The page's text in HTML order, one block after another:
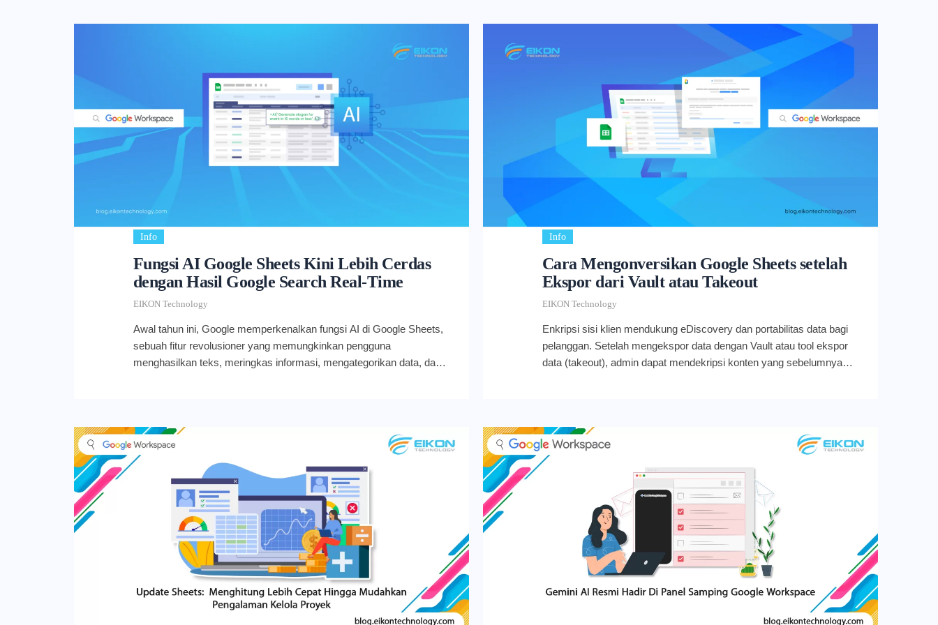
Info
Fungsi AI Google Sheets Kini Lebih Cerdas
dengan Hasil Google Search Real-Time
EIKON Technology
Awal tahun ini, Google memperkenalkan fungsi AI di Google Sheets,
sebuah fitur revolusioner yang memungkinkan pengguna
menghasilkan teks, meringkas informasi, mengategorikan data, dan
semakin global. Kini, Google meningkatkan kemampuan fungsi AI
tersebut. Fungsi AI di Sheets sekarang secara otomatis didasarkan
pada hasil dari Google Search, memungkinkannya mengakses
informasi terkini dari web untuk menjawab prompt Anda. Jawaban
akurat dan up-to-date Photo Credit: Google Workspace Updates
Peningkatan ini berarti fungsi AI di Google Sheets tidak lagi terbatas
pada data statis. Ia dapat menyajikan jawaban real-time, memberikan
nilai analitis dan data yang jauh lebih tinggi. Sebagai contoh, kini Anda
dapat menggunakan fungsi AI untuk berbagai kebutuhan yang
memerlukan data real-time, seperti: Jadwal film: Mengetahui jadwal
box office harian untuk film yang baru dirilis. Sentimen pasar:
Melacak sentimen pasar harian mengenai peluncuran produk baru.
Info
Cara Mengonversikan Google Sheets setelah
Ekspor dari Vault atau Takeout
EIKON Technology
Enkripsi sisi klien mendukung eDiscovery dan portabilitas data bagi
pelanggan. Setelah mengekspor data dengan Vault atau tool ekspor
data (takeout), admin dapat mendekripsi konten yang sebelumnya
berikut ini! Tool konversi baru di Data Export Google Workspace
Photo Credit: Google Workspace Updates Tool konversi ini
memungkinkan pelanggan enkripsi sisi klien untuk mempertahankan
kepemilikan, akses, hingga melakukan analisis data sensitif. Untuk
mulai menggunakan fitur ini, Anda dapat mengikuti panduan berikut:
Administrator: Fitur ini akan tersedia secara default untuk perusahaan
dengan enkripsi sisi klien yang telah diatur dan dikonfigurasi di tingkat
organizational unit (OU). Kunjungi halaman Help Center ini untuk
mempelajari lebih lanjut tentang cara mengonversi file Google yang
diekspor dan didekripsi ke file Microsoft Office. Help Center juga
mencakup detail tentang tool Data Export atau Google Vault untuk
mengekspor file Sheets terenkripsi dari Google Workspace dan tool